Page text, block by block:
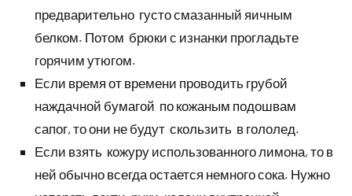
предварительно густо смазанный яичным
белком. Потом брюки с изнанки прогладьте
горячим утюгом.
Если время от времени проводить грубой
наждачной бумагой по кожаным подошвам
сапог, то они не будут скользить в гололед.
Если взять кожуру использованного лимона, то в
ней обычно всегда остается немного сока. Нужно